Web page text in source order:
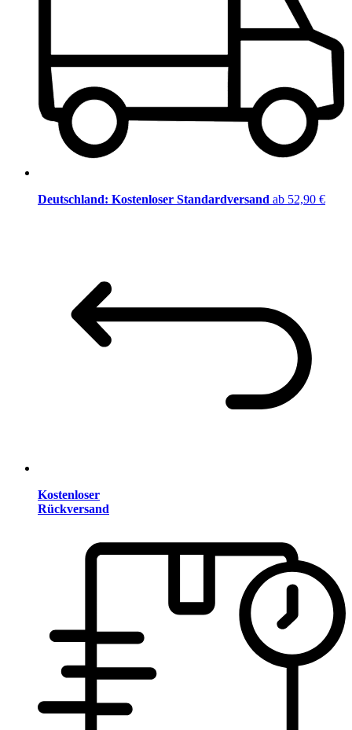
Deutschland: Kostenloser Standardversand ab 52,90 €
Kostenloser
Rückversand